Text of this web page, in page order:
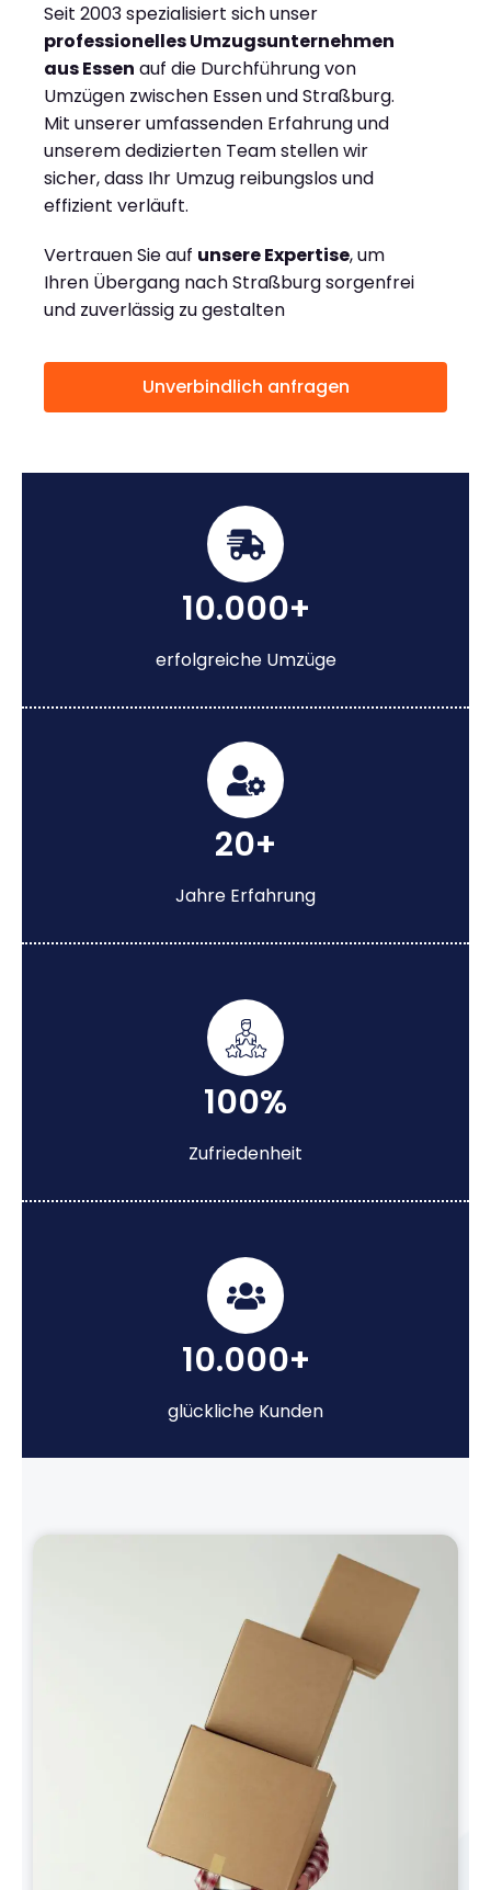
Seit 2003 spezialisiert sich unser
professionelles Umzugsunternehmen
aus Essen auf die Durchführung von
Umzügen zwischen Essen und Straßburg.
Mit unserer umfassenden Erfahrung und
unserem dedizierten Team stellen wir
sicher, dass Ihr Umzug reibungslos und
effizient verläuft.
Vertrauen Sie auf unsere Expertise, um
Ihren Übergang nach Straßburg sorgenfrei
und zuverlässig zu gestalten
Unverbindlich anfragen
10.000+
erfolgreiche Umzüge
20+
Jahre Erfahrung
100%
Zufriedenheit
10.000+
glückliche Kunden